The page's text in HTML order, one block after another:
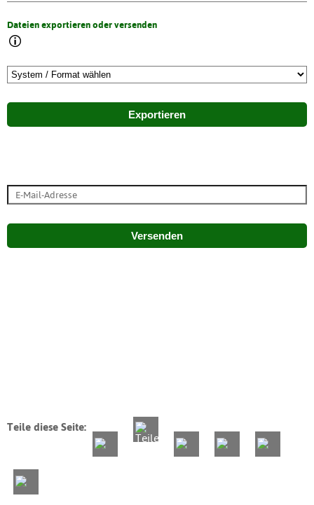
Dateien exportieren oder versenden
Exportieren
Versenden
Teile diese Seite: